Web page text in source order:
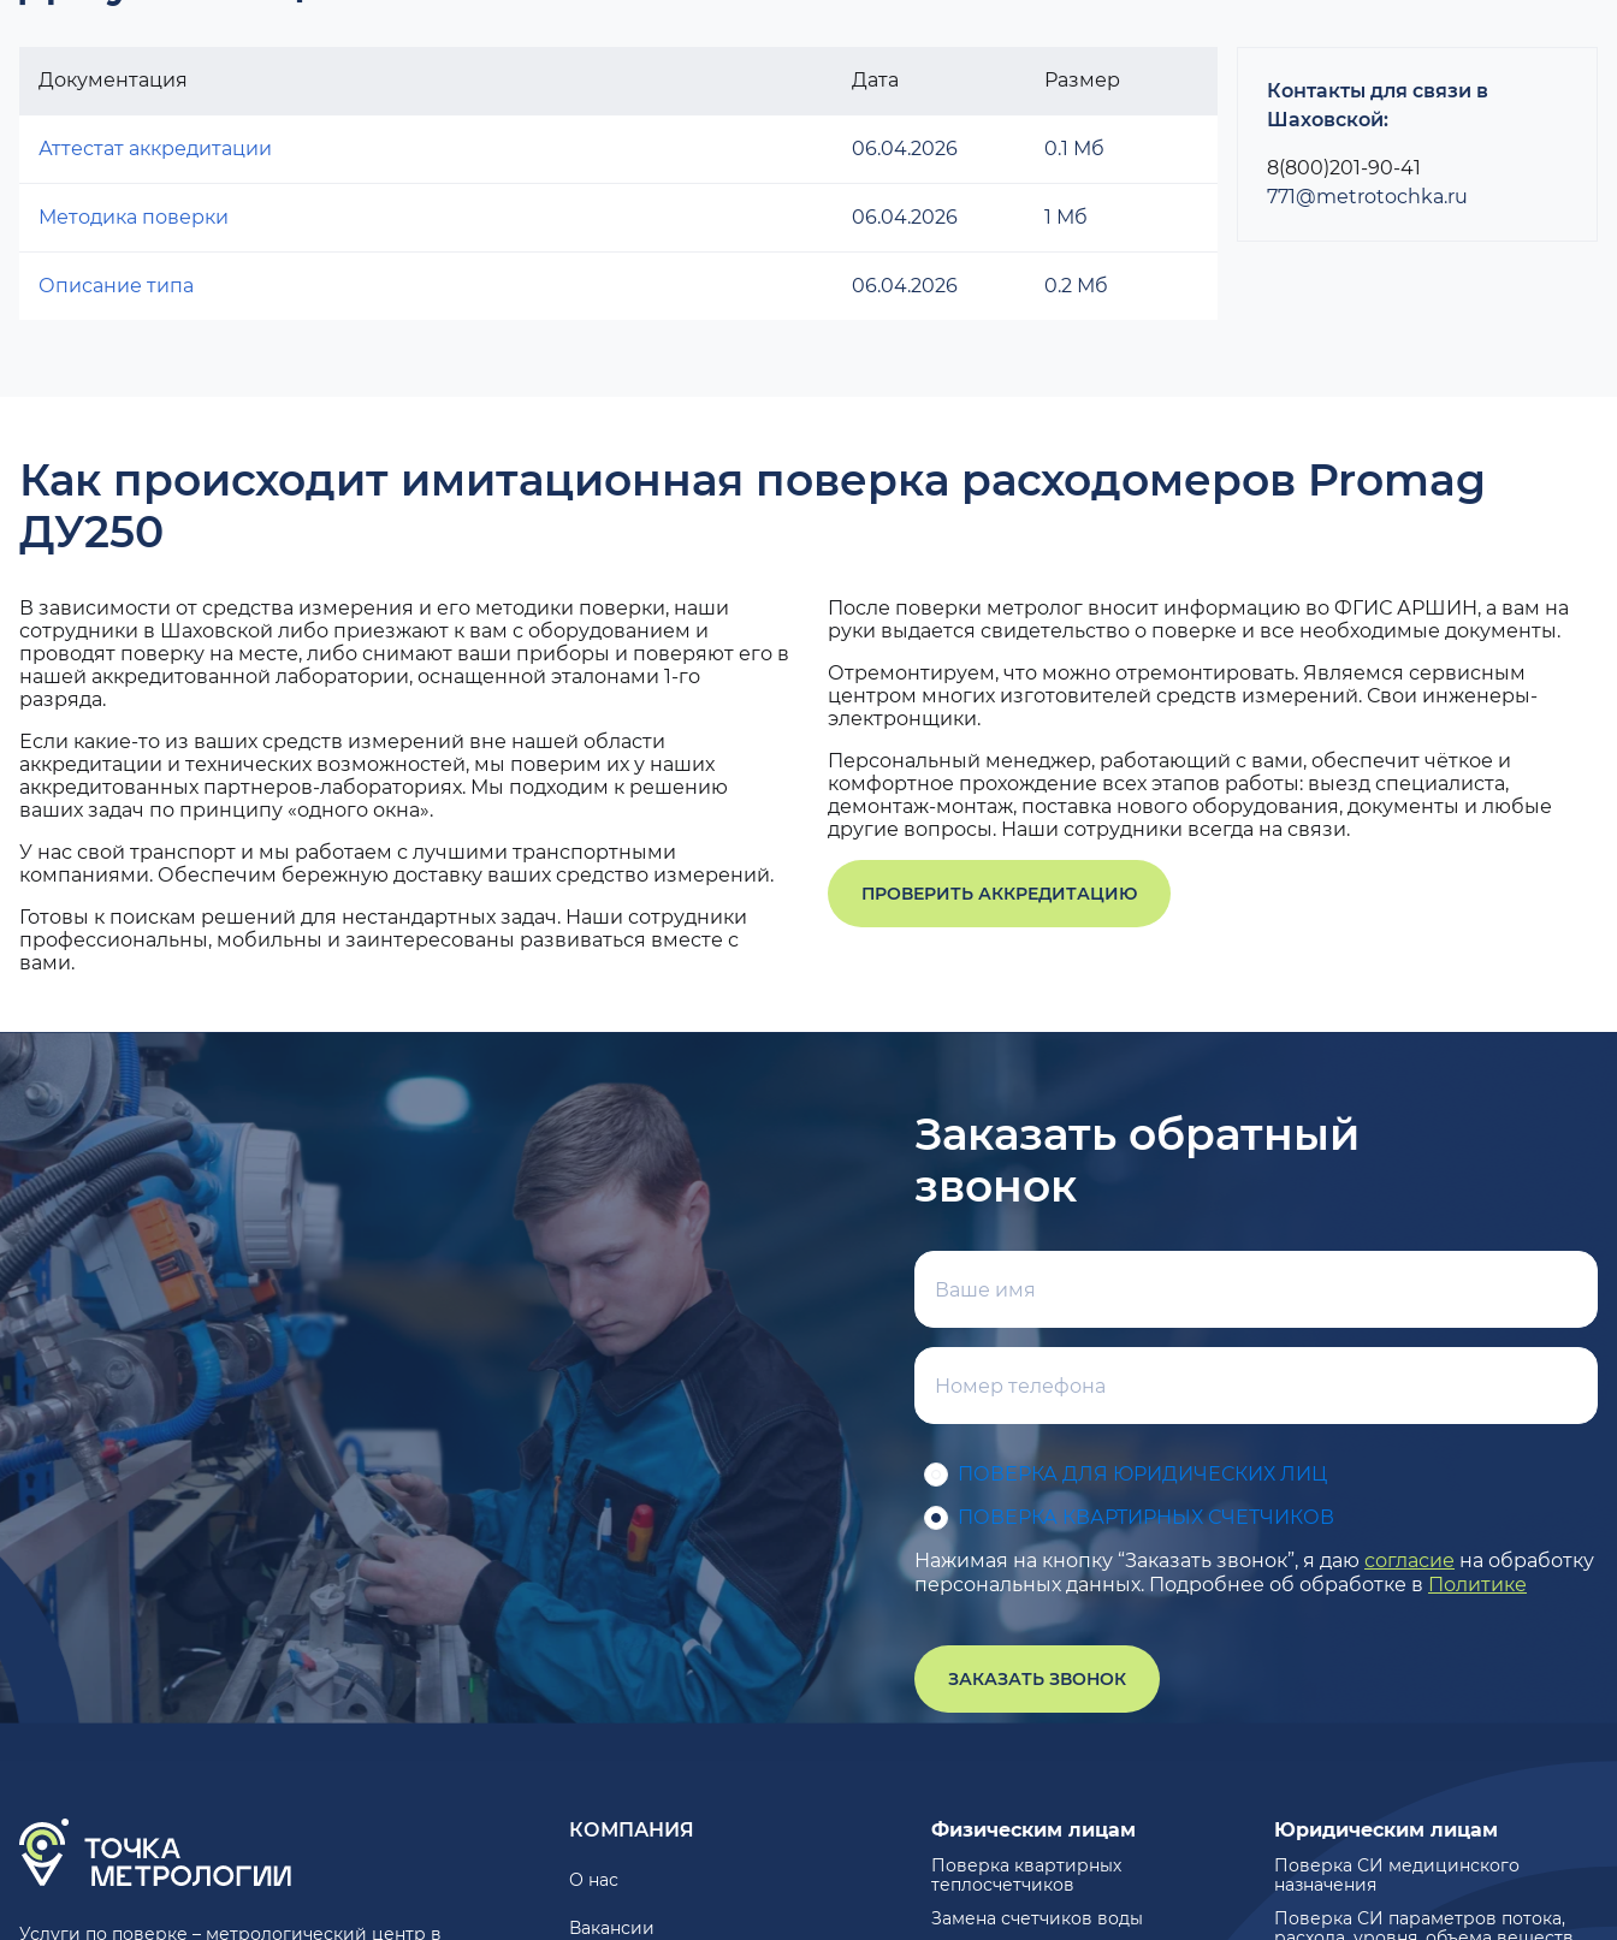
Документация Дата Размер
Аттестат аккредитации 06.04.2026 0.1 Мб
Методика поверки 06.04.2026 1 Мб
Описание типа 06.04.2026 0.2 Мб
Контакты для связи в
Шаховской:
8(800)201-90-41
771@metrotochka.ru
Как происходит имитационная поверка расходомеров Promag
ДУ250
В зависимости от средства измерения и его методики поверки, наши
сотрудники в Шаховской либо приезжают к вам с оборудованием и
проводят поверку на месте, либо снимают ваши приборы и поверяют его в
нашей аккредитованной лаборатории, оснащенной эталонами 1-го
разряда.
Если какие-то из ваших средств измерений вне нашей области
аккредитации и технических возможностей, мы поверим их у наших
аккредитованных партнеров-лабораториях. Мы подходим к решению
ваших задач по принципу «одного окна».
У нас свой транспорт и мы работаем с лучшими транспортными
компаниями. Обеспечим бережную доставку ваших средство измерений.
Готовы к поискам решений для нестандартных задач. Наши сотрудники
профессиональны, мобильны и заинтересованы развиваться вместе с
вами.
После поверки метролог вносит информацию во ФГИС АРШИН, а вам на
руки выдается свидетельство о поверке и все необходимые документы.
Отремонтируем, что можно отремонтировать. Являемся сервисным
центром многих изготовителей средств измерений. Свои инженеры-
электронщики.
Персональный менеджер, работающий с вами, обеспечит чёткое и
комфортное прохождение всех этапов работы: выезд специалиста,
демонтаж-монтаж, поставка нового оборудования, документы и любые
другие вопросы. Наши сотрудники всегда на связи.
ПРОВЕРИТЬ АККРЕДИТАЦИЮ
Заказать обратный
звонок
ПОВЕРКА ДЛЯ ЮРИДИЧЕСКИХ ЛИЦ
ПОВЕРКА КВАРТИРНЫХ СЧЕТЧИКОВ
Нажимая на кнопку “Заказать звонок”, я даю согласие на обработку
персональных данных. Подробнее об обработке в Политике
ЗАКАЗАТЬ ЗВОНОК
Услуги по поверке – метрологический центр в
КОМПАНИЯ
О нас
Вакансии
Физическим лицам
Поверка квартирных
теплосчетчиков
Замена счетчиков воды
Юридическим лицам
Поверка СИ медицинского
назначения
Поверка СИ параметров потока,